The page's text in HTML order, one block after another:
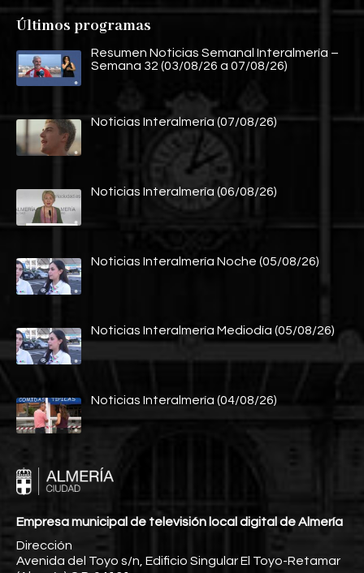
Últimos programas
Resumen Noticias Semanal Interalmería –
Semana 32 (03/08/26 a 07/08/26)
Noticias Interalmería (07/08/26)
Noticias Interalmería (06/08/26)
Noticias Interalmería Noche (05/08/26)
Noticias Interalmería Mediodía (05/08/26)
Noticias Interalmería (04/08/26)
Empresa municipal de televisión local digital de Almería
Dirección
Avenida del Toyo s/n, Edificio Singular El Toyo-Retamar